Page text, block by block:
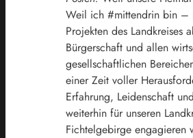
Weil ich #mittendrin bin –
Projekten des Landkreises
Bürgerschaft und allen
gesellschaftlichen
einer Zeit voller
Erfahrung, Leidenschaft
weiterhin für unseren
Fichtelgebirge engagieren